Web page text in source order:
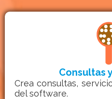
Consultas
Crea consultas,
del software.